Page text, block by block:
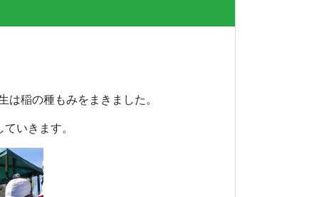
稲の種もみをまきました。
いきます。